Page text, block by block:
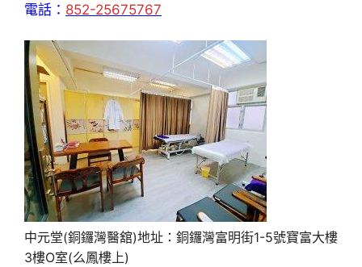
電話： 852-25675767
中元堂(銅鑼灣醫舘)地址：銅鑼灣富明街1-5號寶富大樓
3樓O室(么鳳樓上)